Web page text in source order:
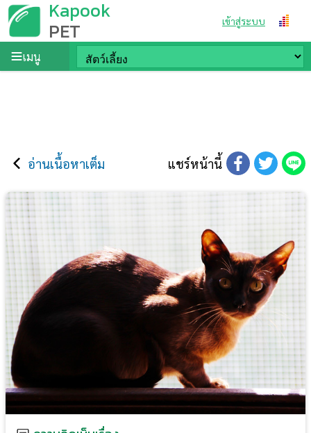
Kapook
PET เข้าสู่ระบบ
เมนู
อ่านเนื้อหาเต็ม แชร์หน้านี้